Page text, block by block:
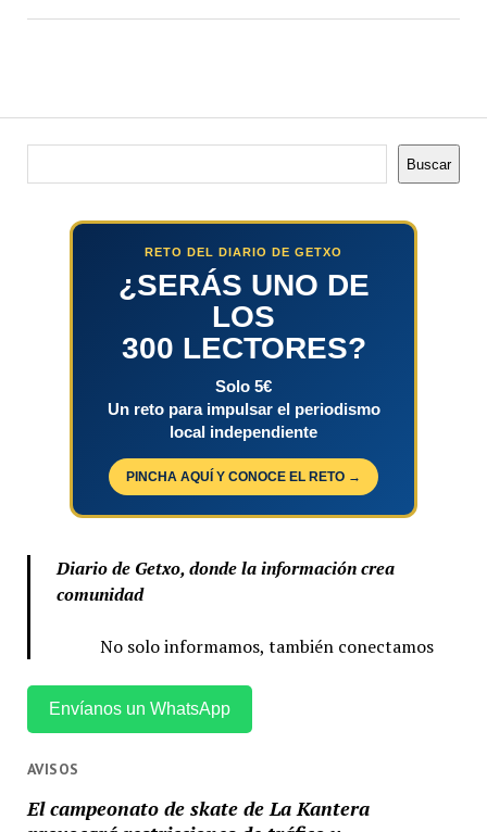
Buscar
RETO DEL DIARIO DE GETXO
¿SERÁS UNO DE
LOS
300 LECTORES?
Solo 5€
Un reto para impulsar el periodismo
local independiente
PINCHA AQUÍ Y CONOCE EL RETO →
Diario de Getxo, donde la información crea
comunidad
No solo informamos, también conectamos
Envíanos un WhatsApp
AVISOS
El campeonato de skate de La Kantera